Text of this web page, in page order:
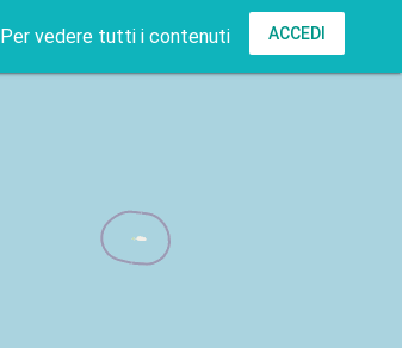
Per vedere tutti i contenuti ACCEDI